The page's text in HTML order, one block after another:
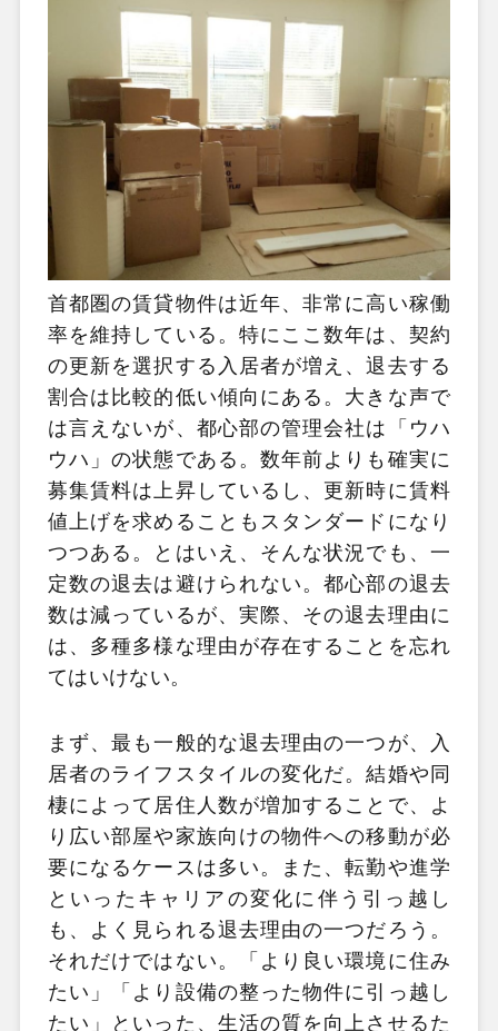
首都圏の賃貸物件は近年、非常に高い稼働
率を維持している。特にここ数年は、契約
の更新を選択する入居者が増え、退去する
割合は比較的低い傾向にある。大きな声で
は言えないが、都心部の管理会社は「ウハ
ウハ」の状態である。数年前よりも確実に
募集賃料は上昇しているし、更新時に賃料
値上げを求めることもスタンダードになり
つつある。とはいえ、そんな状況でも、一
定数の退去は避けられない。都心部の退去
数は減っているが、実際、その退去理由に
は、多種多様な理由が存在することを忘れ
てはいけない。
まず、最も一般的な退去理由の一つが、入
居者のライフスタイルの変化だ。結婚や同
棲によって居住人数が増加することで、よ
り広い部屋や家族向けの物件への移動が必
要になるケースは多い。また、転勤や進学
といったキャリアの変化に伴う引っ越し
も、よく見られる退去理由の一つだろう。
それだけではない。「より良い環境に住み
たい」「より設備の整った物件に引っ越し
たい」といった、生活の質を向上させるた